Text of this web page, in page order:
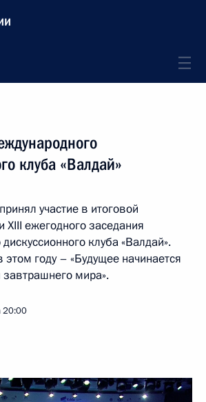
клуба «Валдай»
участие в итоговой
XIII ежегодного заседания
клуба «Валдай».
этом году – «Будущее начинается
завтрашнего мира».
20:00